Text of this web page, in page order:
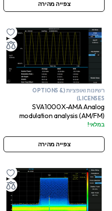
צפייה מהירה
רשיונות ואופציות (OPTIONS &
LICENSES)
SVA1000X-AMA Analog
modulation analysis (AM/FM)
license option
במלאי!
צפייה מהירה